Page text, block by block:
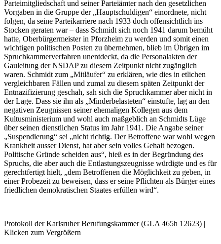
Parteimitgliedschaft und seiner Parteiämter nach den gesetzlichen
Vorgaben in die Gruppe der „Hauptschuldigen“ einordnete, nicht
folgen, da seine Parteikarriere nach 1933 doch offensichtlich ins
Stocken geraten war – dass Schmidt sich noch 1941 darum bemüht
hatte, Oberbürgermeister in Pforzheim zu werden und somit einen
wichtigen politischen Posten zu übernehmen, blieb im Übrigen im
Spruchkammerverfahren unentdeckt, da die Personalakten der
Gauleitung der NSDAP zu diesem Zeitpunkt nicht zugänglich
waren. Schmidt zum „Mitläufer“ zu erklären, wie dies in etlichen
vergleichbaren Fällen und zumal zu diesem späten Zeitpunkt der
Entnazifizierung geschah, sah sich die Spruchkammer aber nicht in
der Lage. Dass sie ihn als „Minderbelasteten“ einstufte, lag an den
negativen Zeugnissen seiner ehemaligen Kollegen aus dem
Kultusministerium und wohl auch maßgeblich an Schmidts Lüge
über seinen dienstlichen Status im Jahr 1941. Die Angabe seiner
„Suspendierung“ sei „nicht richtig. Der Betroffene war wohl wegen
Krankheit ausser Dienst, hat aber sein volles Gehalt bezogen.
Politische Gründe scheiden aus“, hieß es in der Begründung des
Spruchs, die aber auch die Entlastungszeugnisse würdigte und es für
gerechtfertigt hielt, „dem Betroffenen die Möglichkeit zu geben, in
einer Probezeit zu beweisen, dass er seine Pflichten als Bürger eines
friedlichen demokratischen Staates erfüllen wird“.
Protokoll der Karlsruher Berufungskammer (GLA 465h 12623) |
Klicken zum Vergrößern